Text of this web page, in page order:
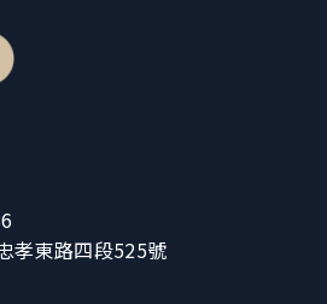
孝東路四段525號